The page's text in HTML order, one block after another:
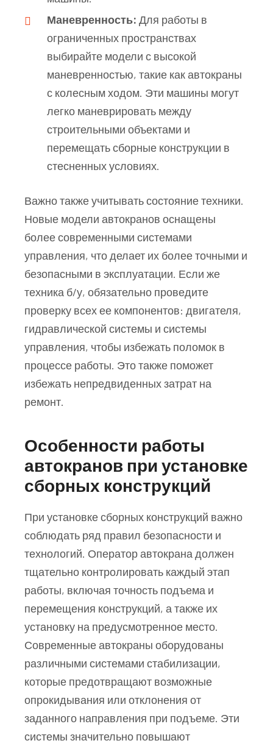
Маневренность: Для работы в
ограниченных пространствах
выбирайте модели с высокой
маневренностью, такие как автокраны
с колесным ходом. Эти машины могут
легко маневрировать между
строительными объектами и
перемещать сборные конструкции в
стесненных условиях.
Важно также учитывать состояние техники.
Новые модели автокранов оснащены
более современными системами
управления, что делает их более точными и
безопасными в эксплуатации. Если же
техника б/у, обязательно проведите
проверку всех ее компонентов: двигателя,
гидравлической системы и системы
управления, чтобы избежать поломок в
процессе работы. Это также поможет
избежать непредвиденных затрат на
ремонт.
Особенности работы
автокранов при установке
сборных конструкций
При установке сборных конструкций важно
соблюдать ряд правил безопасности и
технологий. Оператор автокрана должен
тщательно контролировать каждый этап
работы, включая точность подъема и
перемещения конструкций, а также их
установку на предусмотренное место.
Современные автокраны оборудованы
различными системами стабилизации,
которые предотвращают возможные
опрокидывания или отклонения от
заданного направления при подъеме. Эти
системы значительно повышают